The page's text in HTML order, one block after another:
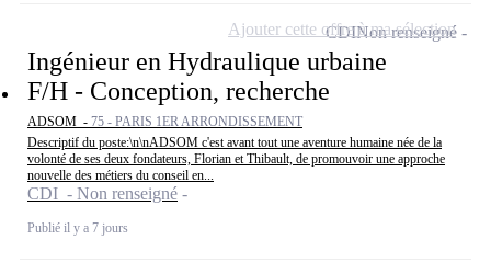
Ingénieur en Hydraulique urbaine
F/H - Conception, recherche
ADSOM - 75 - PARIS 1ER ARRONDISSEMENT
Descriptif du poste:\n\nADSOM c'est avant tout une aventure humaine née de la
volonté de ses deux fondateurs, Florian et Thibault, de promouvoir une approche
nouvelle des métiers du conseil en...
CDI - Non renseigné
Publié il y a 7 jours
CDINon renseigné
Ajouter cette offre à ma sélection